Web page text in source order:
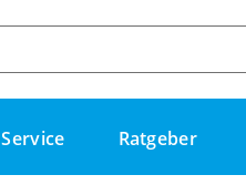
Service Ratgeber